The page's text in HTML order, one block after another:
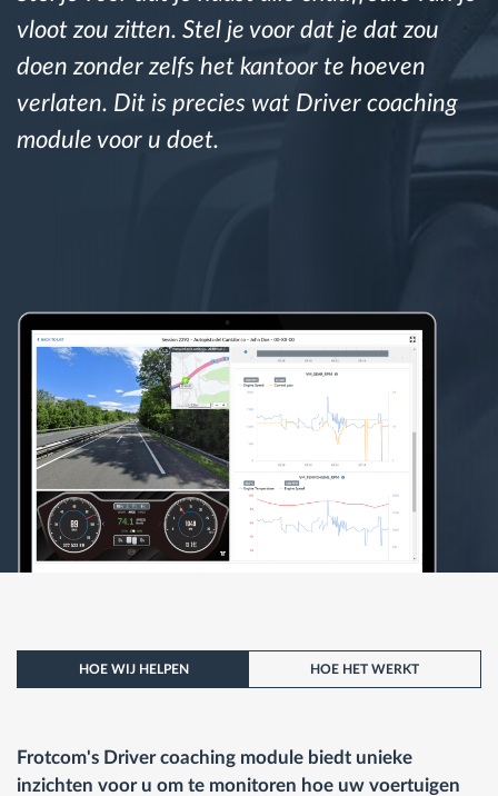
Routeplanning en -monitoring
Automatische bestuurdersidentificatie
oplossen
Besparingscalculator
vloot zou zitten. Stel je voor dat je dat zou
doen zonder zelfs het kantoor te hoeven
verlaten. Dit is precies wat Driver coaching
module voor u doet.
HOE WIJ HELPEN HOE HET WERKT
Frotcom's Driver coaching module biedt unieke
inzichten voor u om te monitoren hoe uw voertuigen